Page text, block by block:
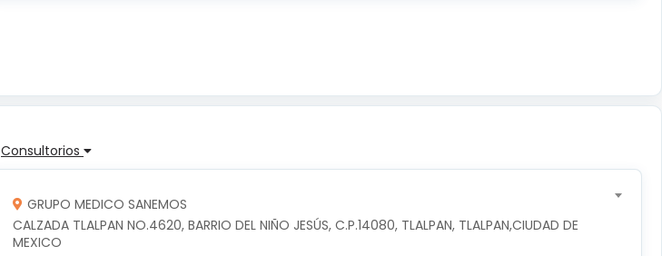
Consultorios
GRUPO MEDICO SANEMOS
CALZADA TLALPAN NO.4620, BARRIO DEL NIÑO JESÚS, C.P.14080, TLALPAN, TLALPAN,CIUDAD DE
MEXICO